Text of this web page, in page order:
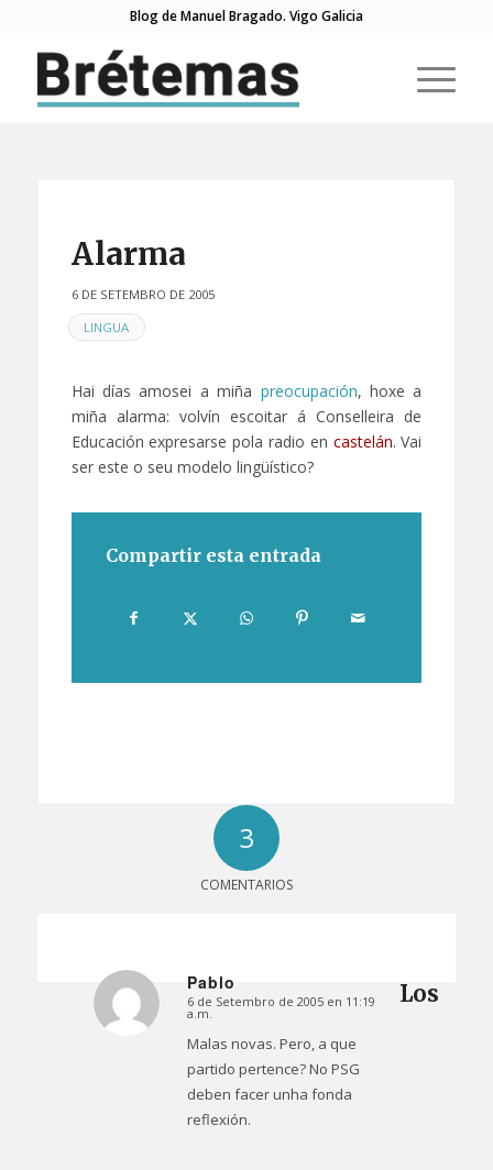
Blog de Manuel Bragado. Vigo Galicia
Alarma
6 DE SETEMBRO DE 2005
EN
LINGUA
Hai días amosei a miña preocupación, hoxe a
miña alarma: volvín escoitar á Conselleira de
Educación expresarse pola radio en castelán. Vai
ser este o seu modelo lingüístico?
Compartir esta entrada
3
COMENTARIOS
Pablo
Dice:
6 de Setembro de 2005 en 11:19
a.m.
Malas novas. Pero, a que
partido pertence? No PSG
deben facer unha fonda
reflexión.
Los